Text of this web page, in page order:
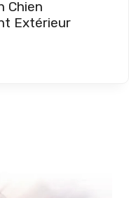
Chien
Extérieur